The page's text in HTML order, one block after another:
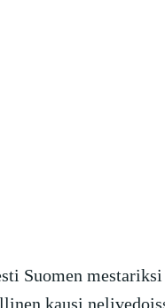
Suomen
kausi